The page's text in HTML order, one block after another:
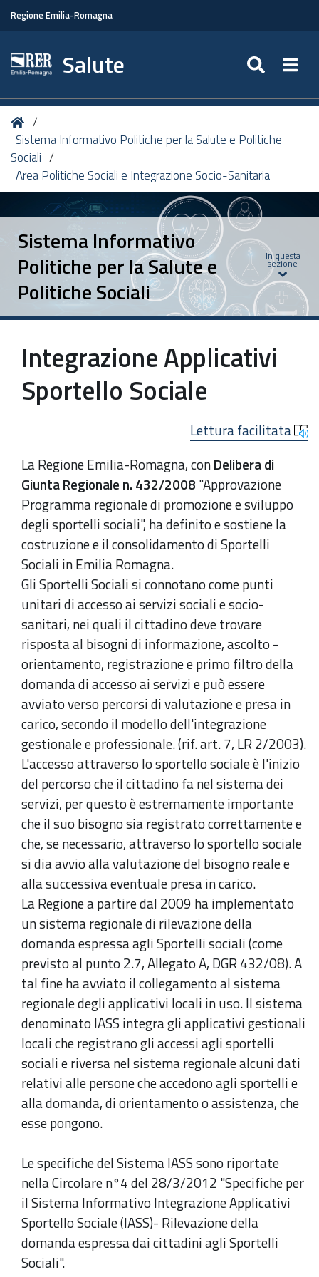
Regione Emilia-Romagna
Salute
Tu
sei
qui:
Home
Sistema Informativo Politiche per la Salute e Politiche
Sociali
Area Politiche Sociali e Integrazione Socio-Sanitaria
Sistema Informativo
Politiche per la Salute e
Politiche Sociali
In questa
sezione
Integrazione Applicativi
Sportello Sociale
Lettura facilitata
La Regione Emilia-Romagna, conDelibera di
Giunta Regionale n. 432/2008 "Approvazione
Programma regionale di promozione e sviluppo
degli sportelli sociali", ha definito e sostiene la
costruzione e il consolidamento di Sportelli
Sociali in Emilia Romagna.
Gli Sportelli Sociali si connotano come punti
unitari di accesso ai servizi sociali e socio-
sanitari, nei quali il cittadino deve trovare
risposta al bisogni di informazione, ascolto -
orientamento, registrazione e primo filtro della
domanda di accesso ai servizi e può essere
avviato verso percorsi di valutazione e presa in
carico, secondo il modello dell'integrazione
gestionale e professionale. (rif. art. 7, LR 2/2003).
L'accesso attraverso lo sportello sociale è l'inizio
del percorso che il cittadino fa nel sistema dei
servizi, per questo è estremamente importante
che il suo bisogno sia registrato correttamente e
che, se necessario, attraverso lo sportello sociale
si dia avvio alla valutazione del bisogno reale e
alla successiva eventuale presa in carico.
La Regione a partire dal 2009 ha implementato
un sistema regionale di rilevazione della
domanda espressa agli Sportelli sociali (come
previsto al punto 2.7, Allegato A, DGR 432/08). A
tal fine ha avviato il collegamento al sistema
regionale degli applicativi locali in uso. Il sistema
denominato IASS integra gli applicativi gestionali
locali che registrano gli accessi agli sportelli
sociali e riversa nel sistema regionale alcuni dati
relativi alle persone che accedono agli sportelli e
alla domanda, di orientamento o assistenza, che
esse pongono.
Le specifiche del Sistema IASS sono riportate
nella Circolare n°4 del 28/3/2012 "Specifiche per
il Sistema Informativo Integrazione Applicativi
Sportello Sociale (IASS)- Rilevazione della
domanda espressa dai cittadini agli Sportelli
Sociali".